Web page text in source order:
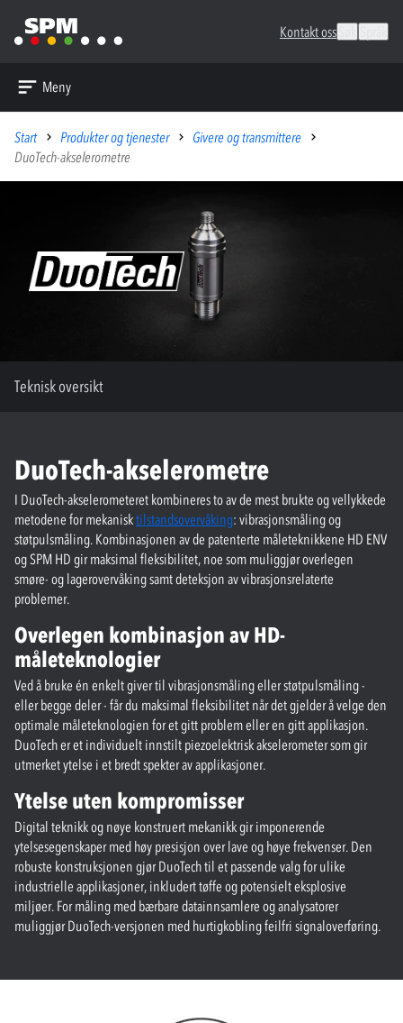
Kontakt oss
Meny
Start Produkter og tjenester
Givere og transmittere
DuoTech-akselerometre
Teknisk oversikt
DuoTech-akselerometre
I DuoTech-akselerometeret kombineres to av de mest brukte og vellykkede
metodene for mekanisktilstandsovervåking: vibrasjonsmåling og
støtpulsmåling. Kombinasjonen av de patenterte måleteknikkene HD ENV
og SPM HD gir maksimal fleksibilitet, noe som muliggjør overlegen
smøre- og lagerovervåking samt deteksjon av vibrasjonsrelaterte
problemer.
Overlegen kombinasjon av HD-
måleteknologier
Ved å bruke én enkelt giver til vibrasjonsmåling eller støtpulsmåling -
eller begge deler - får du maksimal fleksibilitet når det gjelder å velge den
optimale måleteknologien for et gitt problem eller en gitt applikasjon.
DuoTech er et individuelt innstilt piezoelektrisk akselerometer som gir
utmerket ytelse i et bredt spekter av applikasjoner.
Ytelse uten kompromisser
Digital teknikk og nøye konstruert mekanikk gir imponerende
ytelsesegenskaper med høy presisjon over lave og høye frekvenser. Den
robuste konstruksjonen gjør DuoTech til et passende valg for ulike
industrielle applikasjoner, inkludert tøffe og potensielt eksplosive
miljøer. For måling med bærbare datainnsamlere og analysatorer
muliggjør DuoTech-versjonen med hurtigkobling feilfri signaloverføring.